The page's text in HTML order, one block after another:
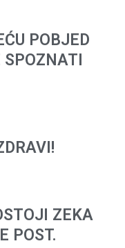
KOJI US­
SEBE.
POBJED
ZEKA
POST.